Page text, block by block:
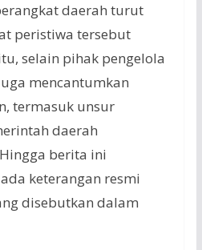
daerah turut
peristiwa tersebut
selain pihak pengelola
mencantumkan
termasuk unsur
daerah
berita ini
keterangan resmi
disebutkan dalam